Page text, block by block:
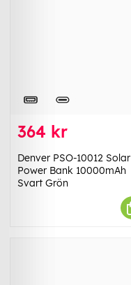
364 kr
Denver PSO-10012 Solar
Power Bank 10000mAh
Svart Grön